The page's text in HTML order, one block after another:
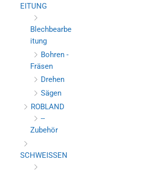
EITUNG
Blechbearbe
itung
Bohren -
Fräsen
Drehen
Sägen
ROBLAND
--
Zubehör
SCHWEISSEN